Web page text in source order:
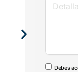
Debes